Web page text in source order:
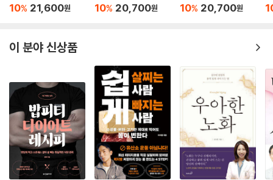
바로 앉는 것만으로도 에너지 소비를 촉진할 수 있다.
짠 음식은 건강과 다이어트 최대의 적이다. 짠 국물을 피하는 것이 짜게 먹
지 않는 습관의 첫걸음이다.
8. 30초간 크게 웃기
웃음은 긍정의 힘이다. 긍정은 모든 것을 가능하게 한다.
9. 30번 머리 빗기
머리 부위에는 수많은 경혈과 경락이 존재한다. 몸의 순환을 돕는 쉽고 효
과가 좋은 방법이다.
10% 21,600원 10% 20,700원 10% 20,700원
이 분야 신상품